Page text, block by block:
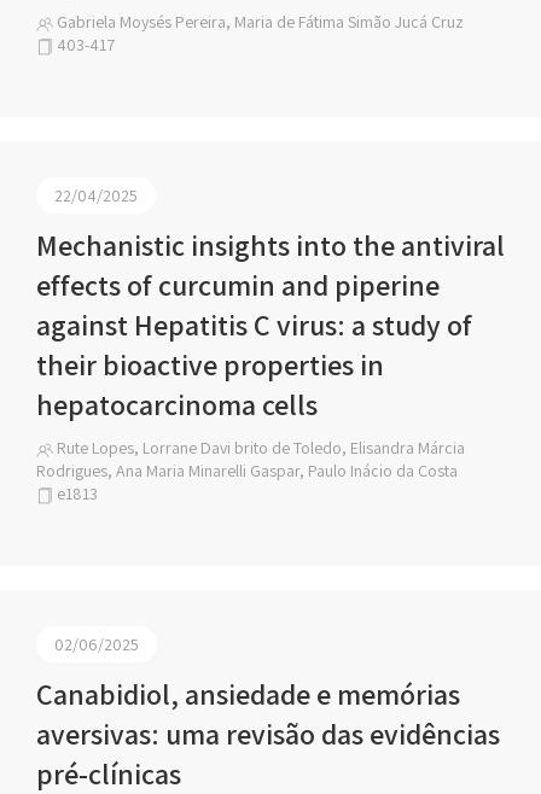
Gabriela Moysés Pereira, Maria de Fátima Simão Jucá Cruz
403-417
22/04/2025
Mechanistic insights into the antiviral
effects of curcumin and piperine
against Hepatitis C virus: a study of
their bioactive properties in
hepatocarcinoma cells
Rute Lopes, Lorrane Davi brito de Toledo, Elisandra Márcia
Rodrigues, Ana Maria Minarelli Gaspar, Paulo Inácio da Costa
e1813
02/06/2025
Canabidiol, ansiedade e memórias
aversivas: uma revisão das evidências
pré-clínicas